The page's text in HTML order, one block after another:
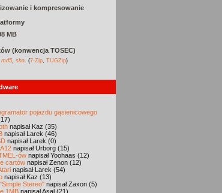
i kompresowanie
MB
(konwencja TOSEC)
md5 sha (7-Zip TUGZip)
pojazdu gąsienicowego
napisał Kaz (35)
napisał Larek (46)
napisał Larek (0)
napisał Urborg (15)
ów napisał Yoohaas (12)
cartów napisał Zenon (12)
napisał Larek (54)
napisał Kaz (13)
Stereo" napisał Zaxon (5)
1MB napisał Asal (21)